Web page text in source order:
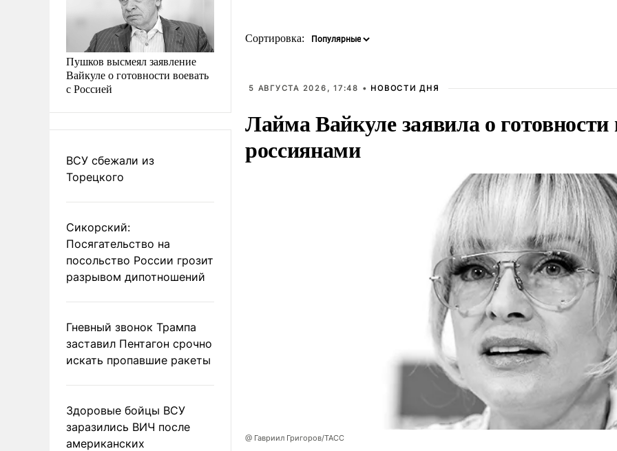
Пушков высмеял заявление
Вайкуле о готовности воевать
с Россией
ВСУ сбежали из
Торецкого
Сикорский:
Посягательство на
посольство России грозит
разрывом дипотношений
Гневный звонок Трампа
заставил Пентагон срочно
искать пропавшие ракеты
Здоровые бойцы ВСУ
заразились ВИЧ после
американских
Сортировка:
5 АВГУСТА 2026, 17:48 • НОВОСТИ ДНЯ
Лайма Вайкуле заявила о готовности
россиянами
@ Гавриил Григоров/ТАСС